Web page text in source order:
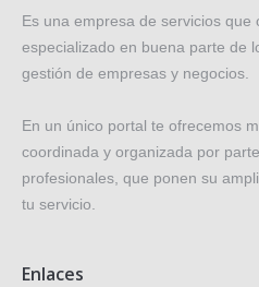
Es una empresa de servicios
especializado en buena parte de
gestión de empresas y negocios.
En un único portal te ofrecemos
coordinada y organizada por
profesionales, que ponen su
tu servicio.
Enlaces